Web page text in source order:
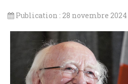
Publication : 28 novembre 2024